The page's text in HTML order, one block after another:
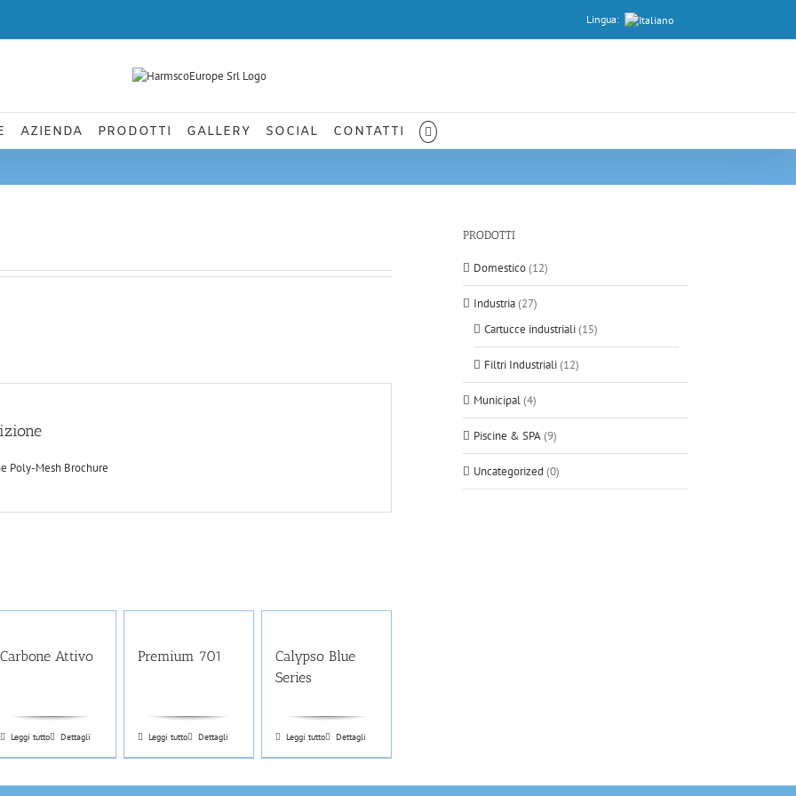
Lingua:
AZIENDA PRODOTTI GALLERY SOCIAL CONTATTI
Poly-Mesh Brochure
Carbone Attivo
Leggi tutto Dettagli
Premium 701
Leggi tutto Dettagli
Calypso Blue
Series
Leggi tutto Dettagli
PRODOTTI
Domestico(12)
Industria(27)
Cartucce industriali(15)
Filtri Industriali(12)
Municipal(4)
Piscine & SPA(9)
Uncategorized (0)